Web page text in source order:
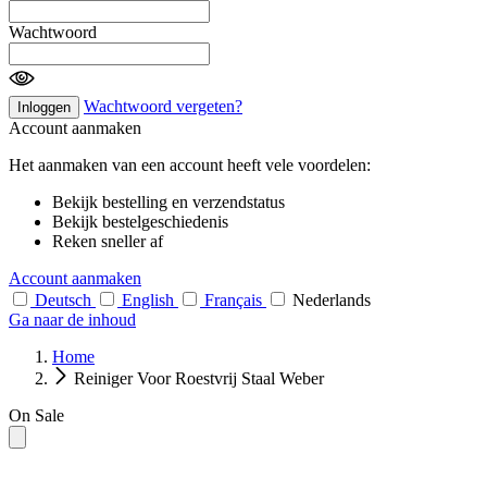
Wachtwoord
Inloggen
Wachtwoord vergeten?
Account aanmaken
Het aanmaken van een account heeft vele voordelen:
Bekijk bestelling en verzendstatus
Bekijk bestelgeschiedenis
Reken sneller af
Account aanmaken
Deutsch
English Français
Nederlands
Ga naar de inhoud
Home
Reiniger Voor Roestvrij Staal Weber
On Sale